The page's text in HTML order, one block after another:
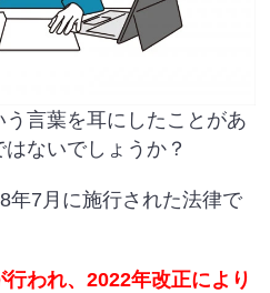
う言葉を耳にしたことがあ
ないでしょうか？
年7月に施行された法律で
われ、2022年改正により